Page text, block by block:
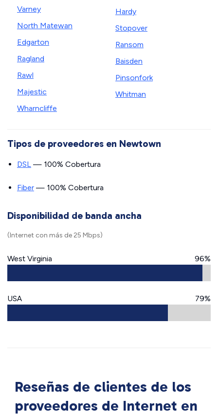
Varney
North Matewan
Edgarton
Ragland
Rawl
Majestic
Wharncliffe
Hardy
Stopover
Ransom
Baisden
Pinsonfork
Whitman
Tipos de proveedores en Newtown
DSL — 100% Cobertura
Fiber — 100% Cobertura
Disponibilidad de banda ancha
(Internet con más de 25 Mbps)
West Virginia 96%
USA 79%
Reseñas de clientes de los
proveedores de Internet en